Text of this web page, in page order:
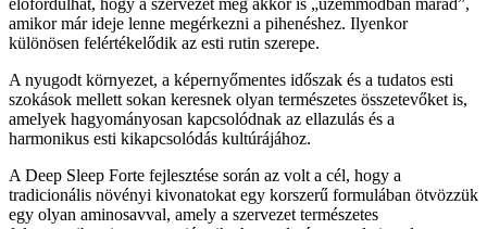
amikor már ideje lenne megérkezni a pihenéshez. Ilyenkor
különösen felértékelődik az esti rutin szerepe.
A nyugodt környezet, a képernyőmentes időszak és a tudatos esti
szokások mellett sokan keresnek olyan természetes összetevőket is,
amelyek hagyományosan kapcsolódnak az ellazulás és a
harmonikus esti kikapcsolódás kultúrájához.
A Deep Sleep Forte fejlesztése során az volt a cél, hogy a
tradicionális növényi kivonatokat egy korszerű formulában ötvözzük
egy olyan aminosavval, amely a szervezet természetes